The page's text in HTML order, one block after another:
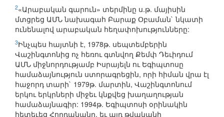
2«Արաբական գարուն» տերմինը ս.թ. մայիսին
մտցրեց ԱՄՆ նախագահ Բարաք Օբաման` նկատի
ունենալով արաբական հեղափոխությունները:
3Ինչպես հայտնի է, 1978թ. սեպտեմբերին
Վաշինգտոնից ոչ հեռու գտնվող Քեմփ Դեւիդում
ԱՄՆ միջնորդությամբ Իսրայելն ու Եգիպտոսը
համաձայնություն ստորագրեցին, որի հիման վրա էլ
հաջորդ տարի` 1979թ. մարտին, Վաշինգտոնում
երկու երկրների միջեւ կնքվեց խաղաղության
համաձայնագիր: 1994թ. Եգիպտոսի օրինակին
հետեւեց Հորդանանը, եւ այդ թվականի